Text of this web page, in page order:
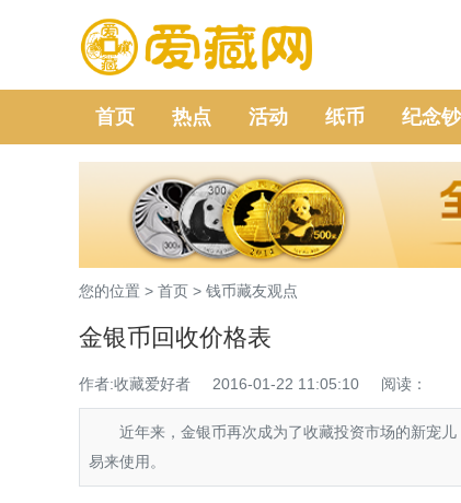
首页 热点 活动 纸币 纪念钞
您的位置 > 首页 > 钱币藏友观点
金银币回收价格表
作者:收藏爱好者 2016-01-22 11:05:10 阅读：
近年来，金银币再次成为了收藏投资市场的新宠儿
易来使用。